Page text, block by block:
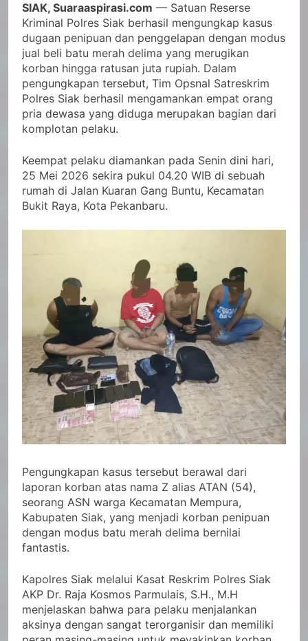
SIAK, Suaraaspirasi.com — Satuan Reserse
Kriminal Polres Siak berhasil mengungkap kasus
dugaan penipuan dan penggelapan dengan modus
jual beli batu merah delima yang merugikan
korban hingga ratusan juta rupiah. Dalam
pengungkapan tersebut, Tim Opsnal Satreskrim
Polres Siak berhasil mengamankan empat orang
pria dewasa yang diduga merupakan bagian dari
komplotan pelaku.
Keempat pelaku diamankan pada Senin dini hari,
25 Mei 2026 sekira pukul 04.20 WIB di sebuah
rumah di Jalan Kuaran Gang Buntu, Kecamatan
Bukit Raya, Kota Pekanbaru.
Pengungkapan kasus tersebut berawal dari
laporan korban atas nama Z alias ATAN (54),
seorang ASN warga Kecamatan Mempura,
Kabupaten Siak, yang menjadi korban penipuan
dengan modus batu merah delima bernilai
fantastis.
Kapolres Siak melalui Kasat Reskrim Polres Siak
AKP Dr. Raja Kosmos Parmulais, S.H., M.H
menjelaskan bahwa para pelaku menjalankan
aksinya dengan sangat terorganisir dan memiliki